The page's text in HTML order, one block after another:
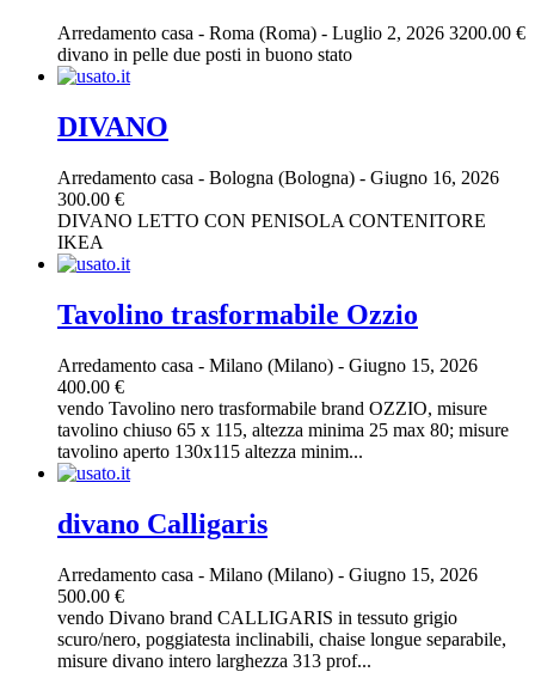
Arredamento casa - Roma (Roma) - Luglio 2, 2026 3200.00 €
divano in pelle due posti in buono stato
DIVANO
Arredamento casa - Bologna (Bologna) - Giugno 16, 2026
300.00 €
DIVANO LETTO CON PENISOLA CONTENITORE
IKEA
Tavolino trasformabile Ozzio
Arredamento casa - Milano (Milano) - Giugno 15, 2026
400.00 €
vendo Tavolino nero trasformabile brand OZZIO, misure
tavolino chiuso 65 x 115, altezza minima 25 max 80; misure
tavolino aperto 130x115 altezza minim...
divano Calligaris
Arredamento casa - Milano (Milano) - Giugno 15, 2026
500.00 €
vendo Divano brand CALLIGARIS in tessuto grigio
scuro/nero, poggiatesta inclinabili, chaise longue separabile,
misure divano intero larghezza 313 prof...